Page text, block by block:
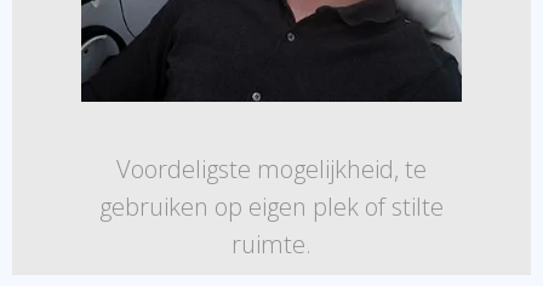
Voordeligste mogelijkheid, te
gebruiken op eigen plek of stilte
ruimte.